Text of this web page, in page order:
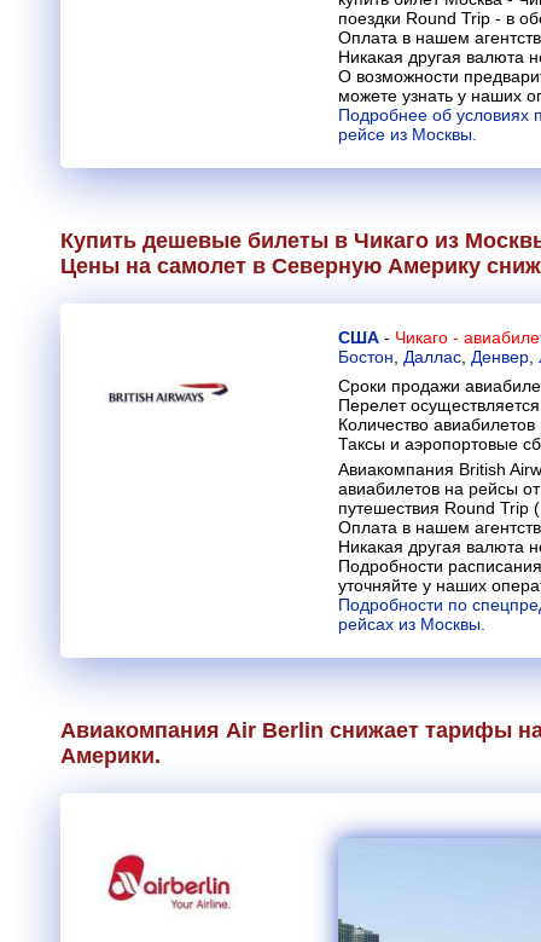
поездки Round Trip - в
Оплата в нашем
Никакая другая валюта
О возможности
можете узнать у наших
Подробнее об условиях
рейсе из Москвы.
Купить дешевые билеты в Чикаго из
Цены на самолет в Северную Америку
США - Чикаго -
Бостон, Даллас, Денвер,
Сроки продажи
Перелет
Количество
Таксы и аэропортовые
Авиакомпания British
авиабилетов на рейсы
путешествия Round Trip
Оплата в нашем
Никакая другая валюта
Подробности
уточняйте у наших
Подробности по
рейсах из Москвы.
Авиакомпания Air Berlin снижает тарифы
Америки.